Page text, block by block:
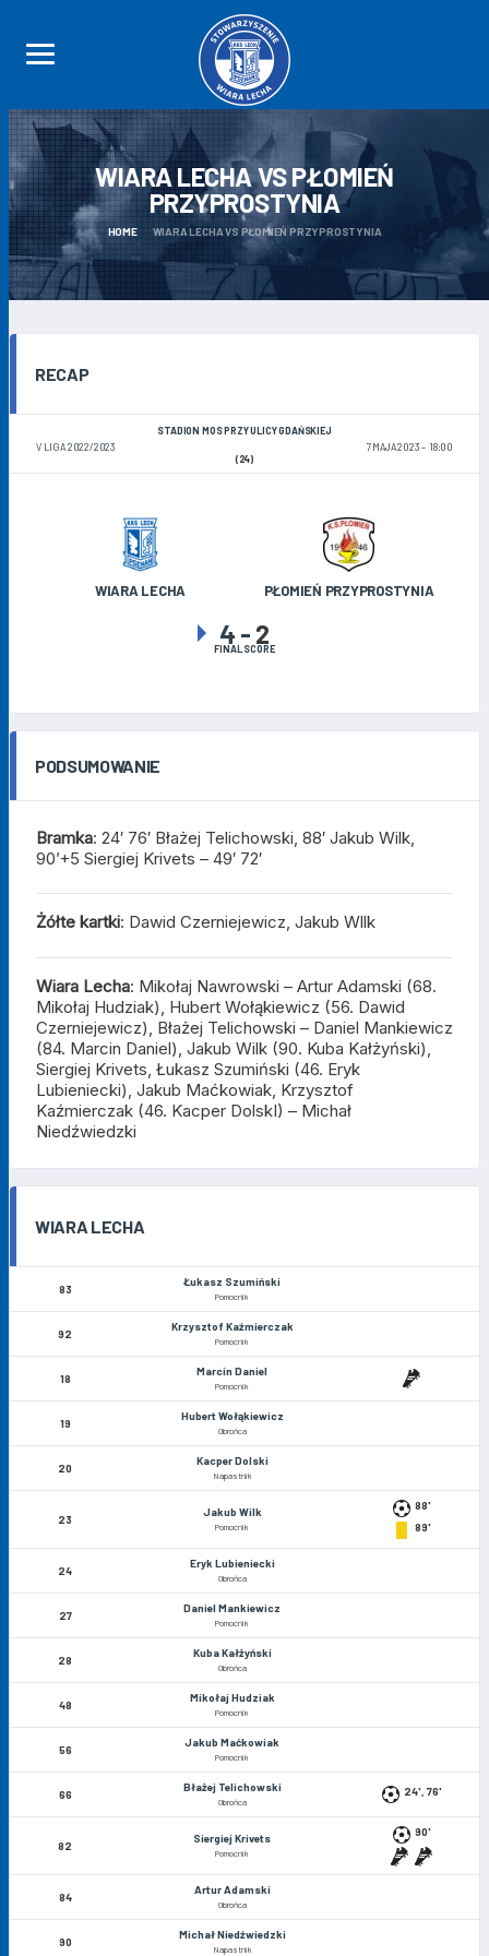
WIARA LECHA VS PŁOMIEŃ
PRZYPROSTYNIA
HOME WIARA LECHA VS PŁOMIEŃ PRZYPROSTYNIA
RECAP
V LIGA 2022/2023
STADION MOS PRZY ULICY GDAŃSKIEJ
7 MAJA 2023
18:00
(24)
WIARA LECHA PŁOMIEŃ PRZYPROSTYNIA
4 - 2
FINAL SCORE
PODSUMOWANIE
Bramka: 24′ 76′ Błażej Telichowski, 88′ Jakub Wilk,
90’+5 Siergiej Krivets – 49′ 72′
Żółte kartki: Dawid Czerniejewicz, Jakub Wllk
Wiara Lecha: Mikołaj Nawrowski – Artur Adamski (68.
Mikołaj Hudziak) , Hubert Wołąkiewicz (56. Dawid
Czerniejewicz), Błażej Telichowski – Daniel Mankiewicz
(84. Marcin Daniel), Jakub Wilk (90. Kuba Kałżyński),
Siergiej Krivets, Łukasz Szumiński (46. Eryk
Lubieniecki), Jakub Maćkowiak, Krzysztof
Kaźmierczak (46. Kacper DolskI) – Michał
Niedźwiedzki
WIARA LECHA
83
Łukasz Szumiński
Pomocnik
92
Krzysztof Kaźmierczak
Pomocnik
18
Marcin Daniel
Pomocnik
19
Hubert Wołąkiewicz
Obrońca
20
Kacper Dolski
Napastnik
23
Jakub Wilk
Pomocnik
88'
89'
24
Eryk Lubieniecki
Obrońca
27
Daniel Mankiewicz
Pomocnik
28
Kuba Kałżyński
Obrońca
48
Mikołaj Hudziak
Pomocnik
56
Jakub Maćkowiak
Pomocnik
66
Błażej Telichowski
Obrońca
24', 76'
82
Siergiej Krivets
Pomocnik
90'
84
Artur Adamski
Obrońca
90
Michał Niedźwiedzki
Napastnik